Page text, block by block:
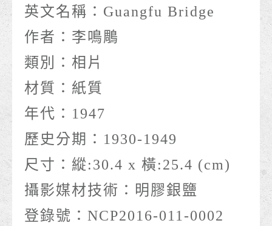
英文名稱： Guangfu Bridge
作者： 李鳴鵰
類別： 相片
材質： 紙質
年代： 1947
歷史分期： 1930-1949
尺寸： 縱:30.4 x 橫:25.4 (cm)
攝影媒材技術： 明膠銀鹽
登錄號： NCP2016-011-0002